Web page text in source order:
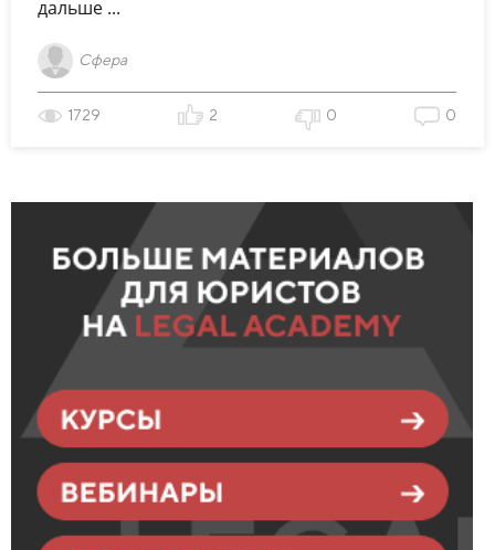
дальше ...
Сфера
1729 2 0 0